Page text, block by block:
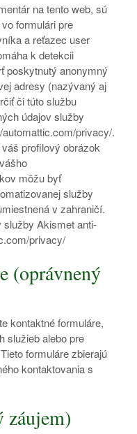
na tento web, sú
formulári pre
a reťazec user
k detekcii
poskytnutý anonymný
adresy (nazývaný aj
či túto službu
údajov služby
privacy/.
profilový obrázok
môžu byť
služby
v zahraničí.
služby Akismet anti-
privacy/
(oprávnený
formuláre,
služieb alebo pre
formuláre zbierajú
kontaktovania s
záujem)